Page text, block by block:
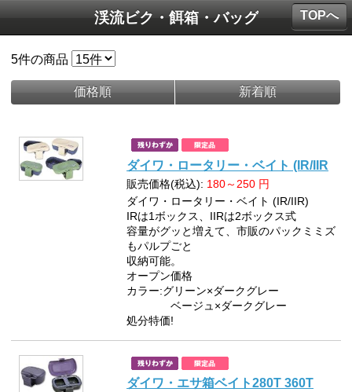
渓流ビク・餌箱・バッグ
5件の商品
価格順 新着順
ダイワ・ロータリー・ベイト (IR/IIR
販売価格(税込): 180～250 円
ダイワ・ロータリー・ベイト (IR/IIR)
IRは1ボックス、IIRは2ボックス式
容量がグッと増えて、市販のパックミミズ
もパルプごと
収納可能。
オープン価格
カラー:グリーン×ダークグレー
ベージュ×ダークグレー
処分特価!
ダイワ・エサ箱ベイト280T 360T
TOPへ